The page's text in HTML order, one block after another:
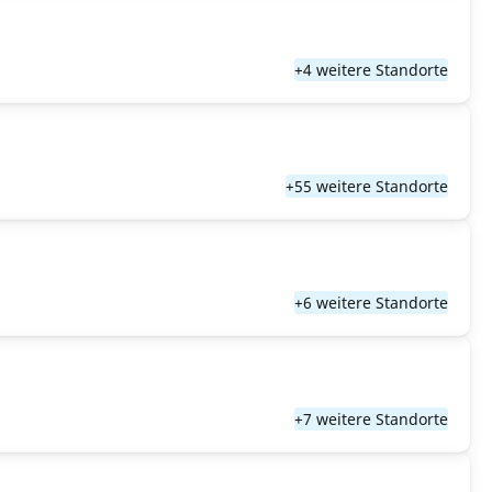
+4 weitere Standorte
+55 weitere Standorte
+6 weitere Standorte
+7 weitere Standorte